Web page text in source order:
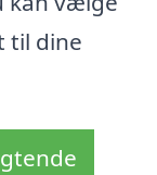
til dine